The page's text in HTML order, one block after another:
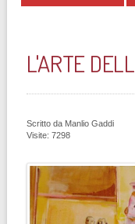
L'ARTE
Scritto da Manlio Gaddi
Visite: 7298